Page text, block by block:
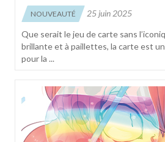
NOUVEAUTÉ
25 juin 2025
Que serait le jeu de carte sans
brillante et à paillettes, la carte est
pour la ...